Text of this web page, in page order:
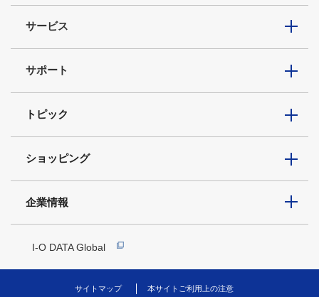
サービス
サポート
トピック
ショッピング
企業情報
I-O DATA Global
サイトマップ 本サイトご利用上の注意